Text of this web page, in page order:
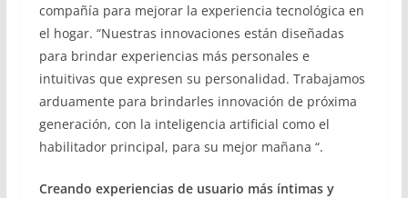
compañía para mejorar la experiencia tecnológica en
el hogar. “Nuestras innovaciones están diseñadas
para brindar experiencias más personales e
intuitivas que expresen su personalidad. Trabajamos
arduamente para brindarles innovación de próxima
generación, con la inteligencia artificial como el
habilitador principal, para su mejor mañana “.
Creando experiencias de usuario más íntimas y